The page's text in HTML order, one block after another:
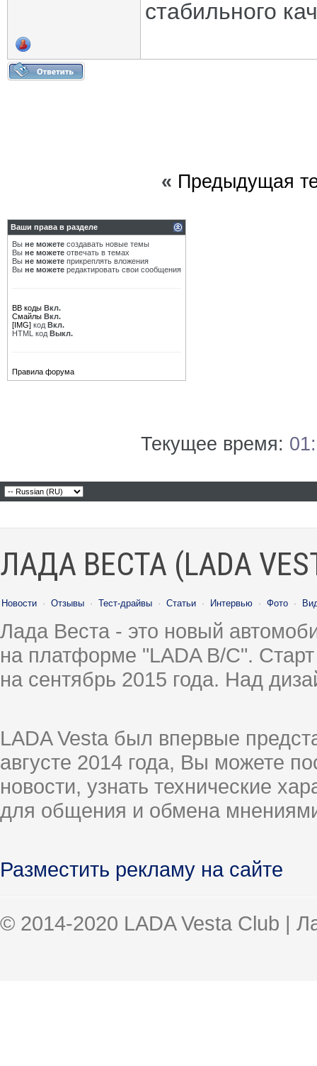
стабильного
« Предыдущая
Ваши права в разделе
Вы не можете создавать новые темы
Вы не можете отвечать в темах
Вы не можете прикреплять вложения
Вы не можете редактировать свои сообщения
BB коды Вкл.
Смайлы Вкл.
[IMG] код Вкл.
HTML код Выкл.
Правила форума
Текущее время:
ЛАДА ВЕСТА (LADA
Новости · Отзывы · Тест-драйвы · Статьи · Интервью · Фото ·
Лада Веста - это новый
на платформе "LADA B/C".
на сентябрь 2015 года. Над
LADA Vesta был впервые
августе 2014 года, Вы можете
новости, узнать технические
для общения и обмена
Разместить рекламу на сайте
© 2014-2020 LADA Vesta Club |